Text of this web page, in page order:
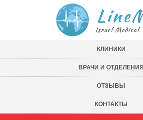
КЛИНИКИ
ВРАЧИ И ОТДЕЛЕНИЯ
ОТЗЫВЫ
КОНТАКТЫ